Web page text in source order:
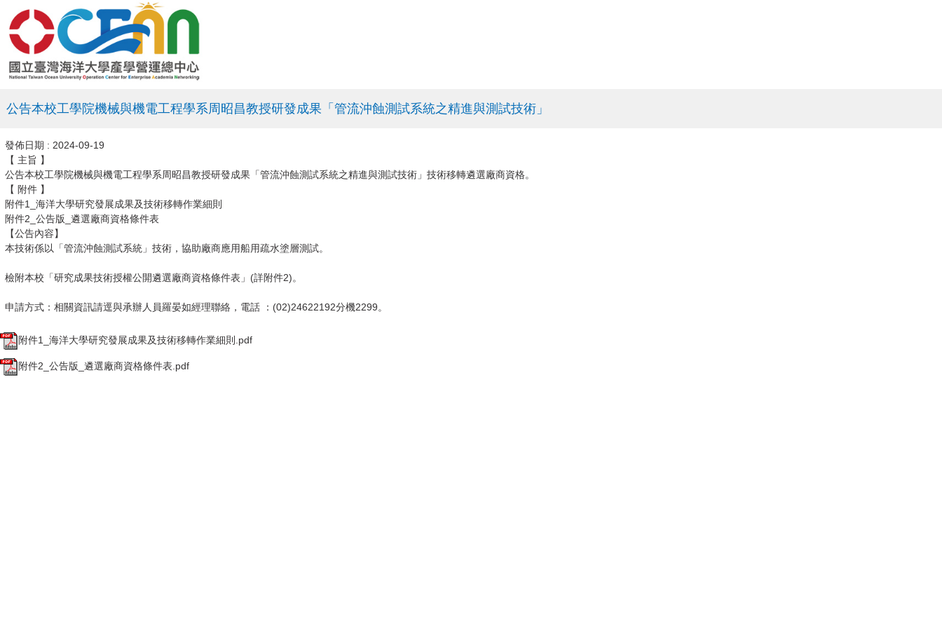
公告本校工學院機械與機電工程學系周昭昌教授研發成果「管流沖蝕測試系統之精進與測試技術」
發佈日期 : 2024-09-19
【 主旨 】
​公告本校工學院機械與機電工程學系周昭昌教授研發成果「管流沖蝕測試系統之精進與測試技術」技術移轉遴選廠商資格。
【 附件 】
附件1_海洋大學研究發展成果及技術移轉作業細則
附件2_公告版_遴選廠商資格條件表
【公告內容】
本技術係以「管流沖蝕測試系統」技術，協助廠商應用船用疏水塗層測試。
檢附本校「研究成果技術授權公開遴選廠商資格條件表」(詳附件2)。
申請方式：相關資訊請逕與承辦人員羅晏如經理聯絡，電話 ：(02)24622192分機2299。
附件1_海洋大學研究發展成果及技術移轉作業細則.pdf
附件2_公告版_遴選廠商資格條件表.pdf